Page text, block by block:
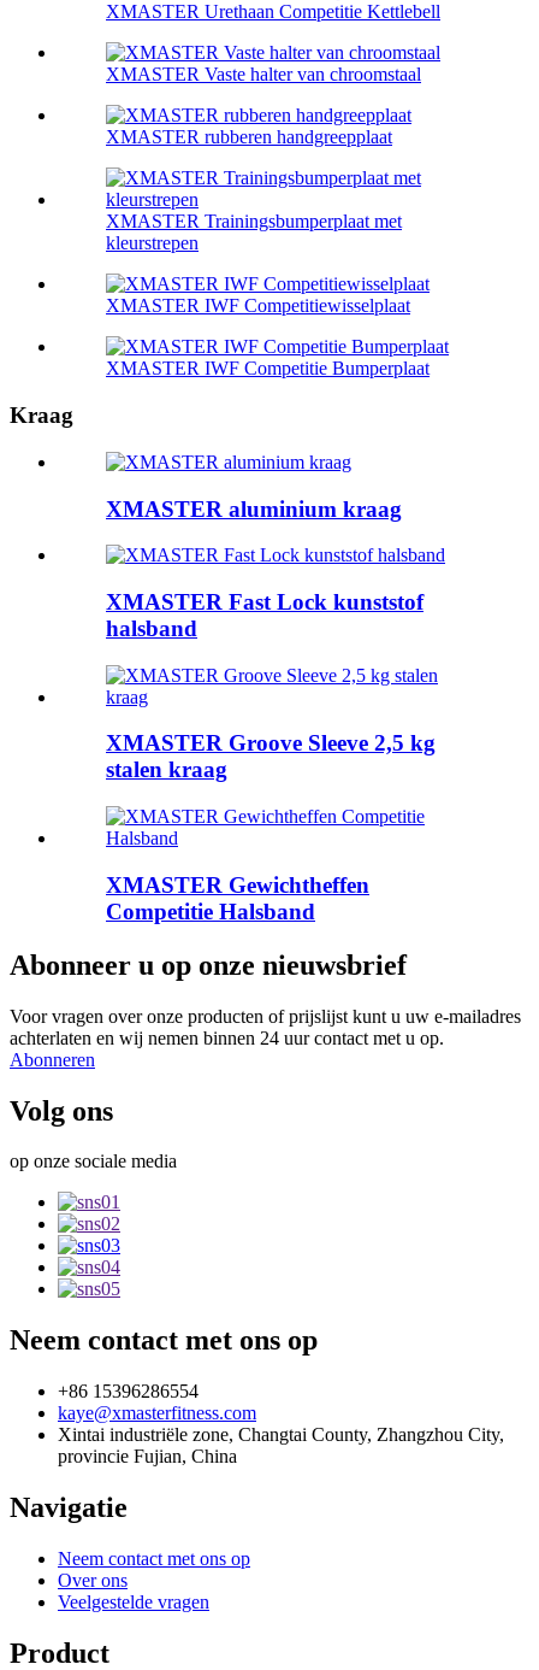
XMASTER Urethaan Competitie Kettlebell
XMASTER Vaste halter van chroomstaal
XMASTER rubberen handgreepplaat
XMASTER Trainingsbumperplaat met
kleurstrepen
XMASTER IWF Competitiewisselplaat
XMASTER IWF Competitie Bumperplaat
Kraag
XMASTER aluminium kraag
XMASTER Fast Lock kunststof
halsband
XMASTER Groove Sleeve 2,5 kg
stalen kraag
XMASTER Gewichtheffen
Competitie Halsband
Abonneer u op onze nieuwsbrief
Voor vragen over onze producten of prijslijst kunt u uw e-mailadres
achterlaten en wij nemen binnen 24 uur contact met u op.
Abonneren
Volg ons
op onze sociale media
Neem contact met ons op
+86 15396286554
kaye@xmasterfitness.com
Xintai industriële zone, Changtai County, Zhangzhou City,
provincie Fujian, China
Navigatie
Neem contact met ons op
Over ons
Veelgestelde vragen
Product